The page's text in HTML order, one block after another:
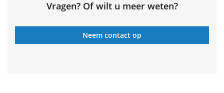
Vragen? Of wilt u meer weten?
Neem contact op